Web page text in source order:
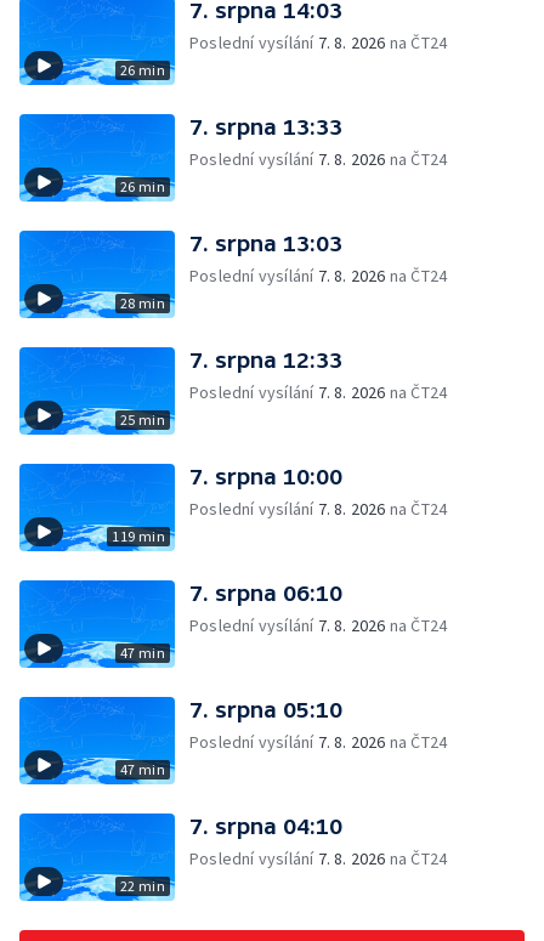
26 min
7. srpna 14:03
Poslední vysílání 7. 8. 2026 na ČT24
26 min
7. srpna 13:33
Poslední vysílání 7. 8. 2026 na ČT24
28 min
7. srpna 13:03
Poslední vysílání 7. 8. 2026 na ČT24
25 min
7. srpna 12:33
Poslední vysílání 7. 8. 2026 na ČT24
119 min
7. srpna 10:00
Poslední vysílání 7. 8. 2026 na ČT24
47 min
7. srpna 06:10
Poslední vysílání 7. 8. 2026 na ČT24
47 min
7. srpna 05:10
Poslední vysílání 7. 8. 2026 na ČT24
22 min
7. srpna 04:10
Poslední vysílání 7. 8. 2026 na ČT24